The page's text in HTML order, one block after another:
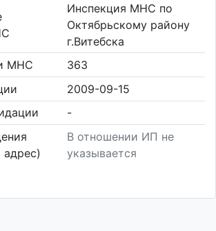
Инспекция МНС по
Октябрьскому району
г.Витебска
МНС
363
2009-09-15
-
В отношении ИП не
указывается